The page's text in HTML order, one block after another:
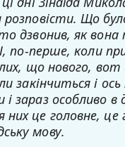
розповісти. Що
дзвонив, як вона
по-перше, коли
що нового,
закінчиться і
зараз особливо в
це головне, це
мову.